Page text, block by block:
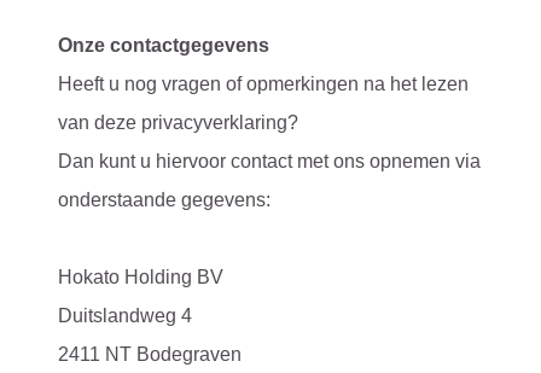
Onze contactgegevens
Heeft u nog vragen of opmerkingen na het lezen
van deze privacyverklaring?
Dan kunt u hiervoor contact met ons opnemen via
onderstaande gegevens:
Hokato Holding BV
Duitslandweg 4
2411 NT Bodegraven